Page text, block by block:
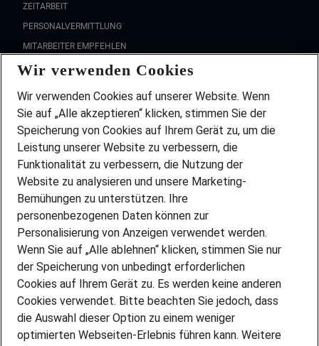
ZEITARBEIT
PERSONALVERMITTLUNG
MITARBEITER EMPFEHLEN
FAQ
Wir stellen ein!
DEINE BERUFSGRUPPE
DEINE LEBENSSITUATION
PARTNERSHIP WITH AIRBUS
INITIATIV BEWERBEN
ÜBER UNS
STANDORTE
BLOG
PRESSE
KONTAKT
Wir verwenden Cookies
Wir verwenden Cookies auf unserer Website. Wenn
Sie auf „Alle akzeptieren“ klicken, stimmen Sie der
Speicherung von Cookies auf Ihrem Gerät zu, um die
Leistung unserer Website zu verbessern, die
Funktionalität zu verbessern, die Nutzung der
Website zu analysieren und unsere Marketing-
Bemühungen zu unterstützen. Ihre
personenbezogenen Daten können zur
Personalisierung von Anzeigen verwendet werden.
Wenn Sie auf „Alle ablehnen“ klicken, stimmen Sie nur
der Speicherung von unbedingt erforderlichen
Cookies auf Ihrem Gerät zu. Es werden keine anderen
Cookies verwendet. Bitte beachten Sie jedoch, dass
die Auswahl dieser Option zu einem weniger
optimierten Webseiten-Erlebnis führen kann. Weitere